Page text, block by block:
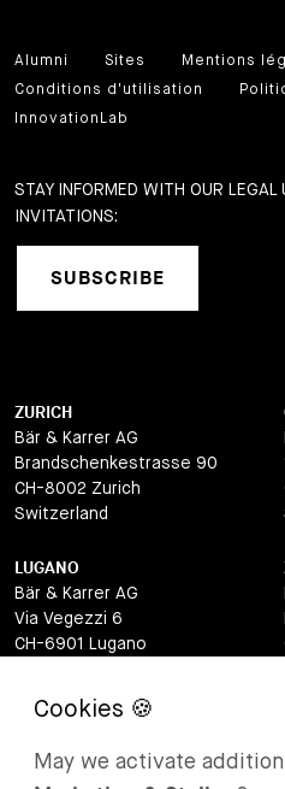
Alumni Sites
Mentions
Conditions d'utilisation
InnovationLab
STAY INFORMED WITH OUR LEGAL
INVITATIONS:
SUBSCRIBE
ZURICH
Bär & Karrer AG
Brandschenkestrasse 90
CH-8002 Zurich
Switzerland
LUGANO
Bär & Karrer AG
Via Vegezzi 6
CH-6901 Lugano
BASEL
Lange Gasse 47
May we activate